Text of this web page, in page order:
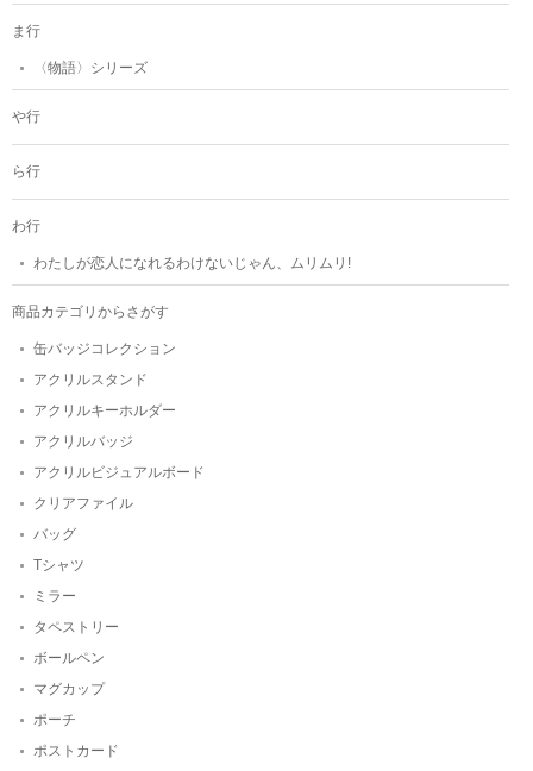
ま行
〈物語〉シリーズ
や行
ら行
わ行
わたしが恋人になれるわけないじゃん、ムリムリ!
商品カテゴリからさがす
缶バッジコレクション
アクリルスタンド
アクリルキーホルダー
アクリルバッジ
アクリルビジュアルボード
クリアファイル
バッグ
Tシャツ
ミラー
タペストリー
ボールペン
マグカップ
ポーチ
ポストカード